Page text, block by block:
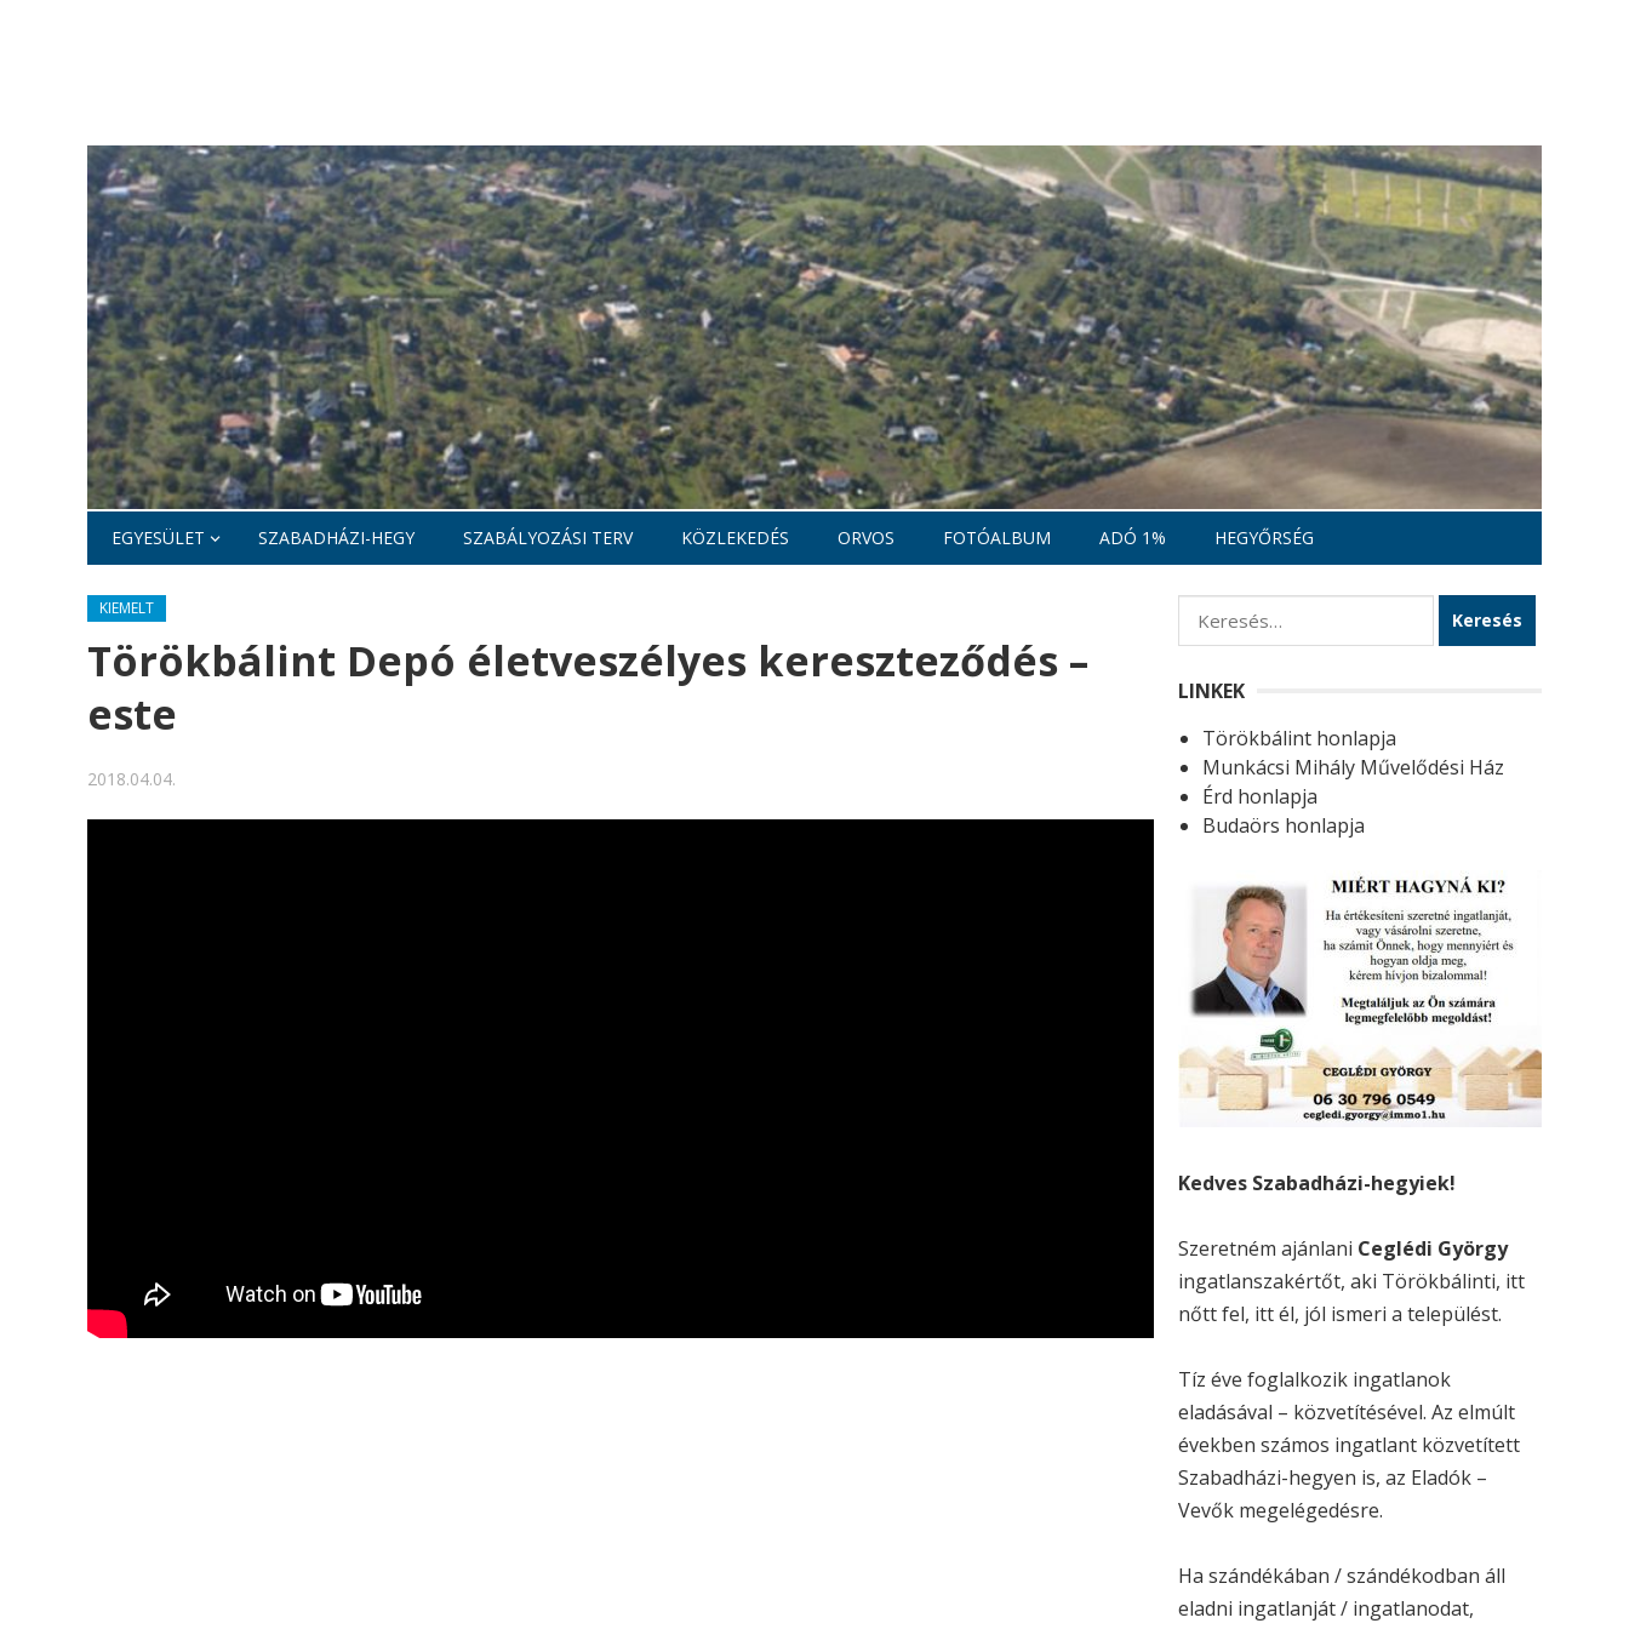
EGYESÜLET SZABADHÁZI-HEGY SZABÁLYOZÁSI TERV KÖZLEKEDÉS ORVOS FOTÓALBUM ADÓ 1% HEGYŐRSÉG
KIEMELT
Törökbálint Depó életveszélyes kereszteződés –
este
2018.04.04.
e
s
é
s
LINKEK
Törökbálint honlapja
Munkácsi Mihály Művelődési Ház
Érd honlapja
Budaörs honlapja
Kedves Szabadházi-hegyiek!
Szeretném ajánlani Ceglédi György
ingatlanszakértőt, aki Törökbálinti, itt
nőtt fel, itt él, jól ismeri a települést.
Tíz éve foglalkozik ingatlanok
eladásával – közvetítésével. Az elmúlt
években számos ingatlant közvetített
Szabadházi-hegyen is, az Eladók –
Vevők megelégedésre.
Ha szándékában / szándékodban áll
eladni ingatlanját / ingatlanodat,